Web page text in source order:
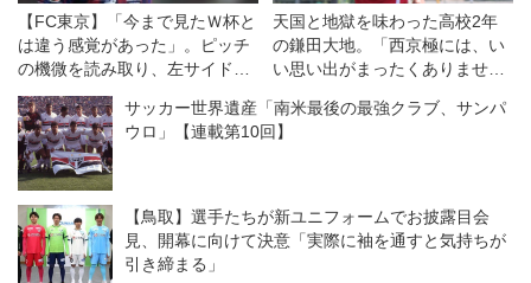
【FC東京】「今まで見たＷ杯と
は違う感覚があった」。ピッチ
の機微を読み取り、左サイドで
違いを生むバングーナガンデ佳
史扶、その復活がチームをさら
に前進させる！
天国と地獄を味わった高校2年
の鎌田大地。「西京極には、い
い思い出がまったくありませ
サッカー世界遺産「南米最後の最強クラブ、サンパ
ウロ」【連載第10回】
【鳥取】選手たちが新ユニフォームでお披露目会
見、開幕に向けて決意「実際に袖を通すと気持ちが
引き締まる」